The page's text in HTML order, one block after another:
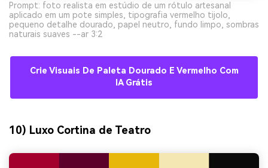
Prompt: foto realista em estúdio de um rótulo artesanal
aplicado em um pote simples, tipografia vermelho tijolo,
pequeno detalhe dourado, papel neutro, fundo limpo, sombras
naturais suaves --ar 3:2
Crie Visuais De Paleta Dourado E Vermelho Com
IA Grátis
10) Luxo Cortina de Teatro